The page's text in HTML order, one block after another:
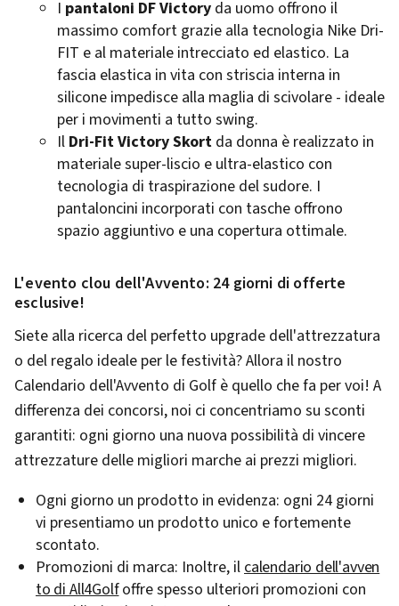
I pantaloni DF Victory da uomo offrono il
massimo comfort grazie alla tecnologia Nike Dri-
FIT e al materiale intrecciato ed elastico. La
fascia elastica in vita con striscia interna in
silicone impedisce alla maglia di scivolare - ideale
per i movimenti a tutto swing.
Il Dri-Fit Victory Skort da donna è realizzato in
materiale super-liscio e ultra-elastico con
tecnologia di traspirazione del sudore. I
pantaloncini incorporati con tasche offrono
spazio aggiuntivo e una copertura ottimale.
L'evento clou dell'Avvento: 24 giorni di offerte
esclusive!
Siete alla ricerca del perfetto upgrade dell'attrezzatura
o del regalo ideale per le festività? Allora il nostro
Calendario dell'Avvento di Golf è quello che fa per voi! A
differenza dei concorsi, noi ci concentriamo su sconti
garantiti: ogni giorno una nuova possibilità di vincere
attrezzature delle migliori marche ai prezzi migliori.
Ogni giorno un prodotto in evidenza: ogni 24 giorni
vi presentiamo un prodotto unico e fortemente
scontato.
Promozioni di marca: Inoltre, ilcalendario dell'avven
to di All4Golfoffre spesso ulteriori promozioni con